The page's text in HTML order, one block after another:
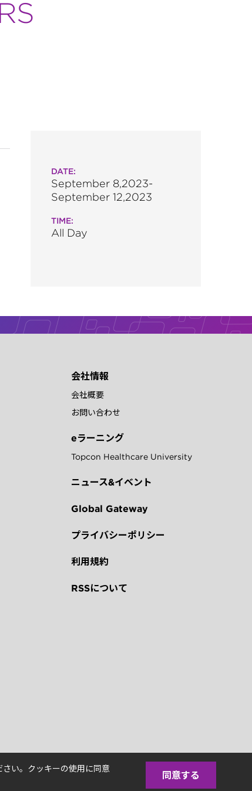
DATE:
September 8,2023-
September 12,2023
TIME:
All Day
会社情報
会社概要
お問い合わせ
eラーニング
Topcon Healthcare University
ニュース&イベント
Global Gateway
プライバシーポリシー
利用規約
RSSについて
い。クッキーの使用に同意
同意する